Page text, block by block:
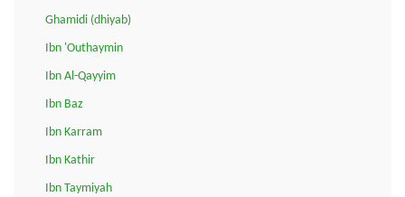
Ghamidi (dhiyab)
Ibn 'Outhaymin
Ibn Al-Qayyim
Ibn Baz
Ibn Karram
Ibn Kathir
Ibn Taymiyah